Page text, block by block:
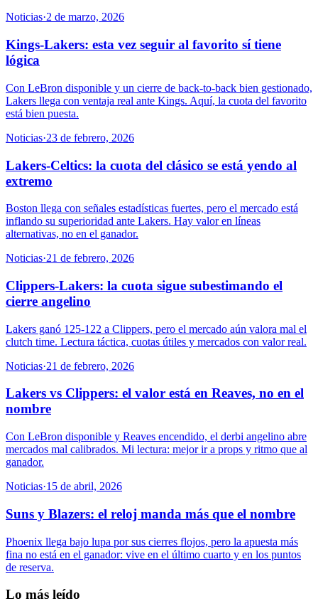
Noticias·2 de marzo, 2026
Kings-Lakers: esta vez seguir al favorito sí tiene
lógica
Con LeBron disponible y un cierre de back-to-back bien gestionado,
Lakers llega con ventaja real ante Kings. Aquí, la cuota del favorito
está bien puesta.
Noticias·23 de febrero, 2026
Lakers-Celtics: la cuota del clásico se está yendo al
extremo
Boston llega con señales estadísticas fuertes, pero el mercado está
inflando su superioridad ante Lakers. Hay valor en líneas
alternativas, no en el ganador.
Noticias·21 de febrero, 2026
Clippers-Lakers: la cuota sigue subestimando el
cierre angelino
Lakers ganó 125-122 a Clippers, pero el mercado aún valora mal el
clutch time. Lectura táctica, cuotas útiles y mercados con valor real.
Noticias·21 de febrero, 2026
Lakers vs Clippers: el valor está en Reaves, no en el
nombre
Con LeBron disponible y Reaves encendido, el derbi angelino abre
mercados mal calibrados. Mi lectura: mejor ir a props y ritmo que al
ganador.
Noticias·15 de abril, 2026
Suns y Blazers: el reloj manda más que el nombre
Phoenix llega bajo lupa por sus cierres flojos, pero la apuesta más
fina no está en el ganador: vive en el último cuarto y en los puntos
de reserva.
Lo más leído